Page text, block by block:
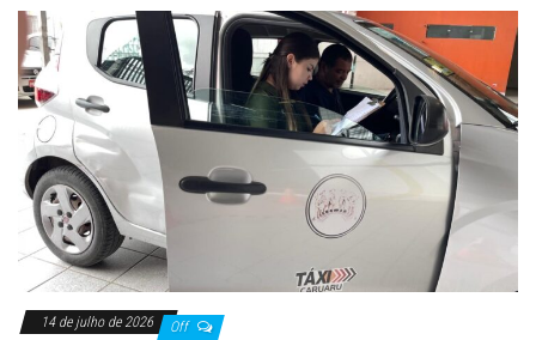
14 de julho de 2026 Off